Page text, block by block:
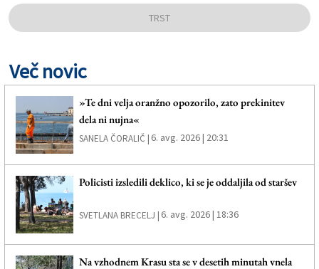
TRST
Več novic
»Te dni velja oranžno opozorilo, zato prekinitev
dela ni nujna«
SANELA ČORALIČ | 6. avg. 2026 | 20:31
Policisti izsledili deklico, ki se je oddaljila od staršev
SVETLANA BRECELJ | 6. avg. 2026 | 18:36
Na vzhodnem Krasu sta se v desetih minutah vnela